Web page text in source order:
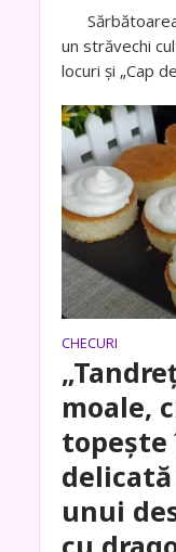
Sărbătoarea
un străvechi
locuri şi „Cap
CHECURI
moale,
topește
delicată
unui